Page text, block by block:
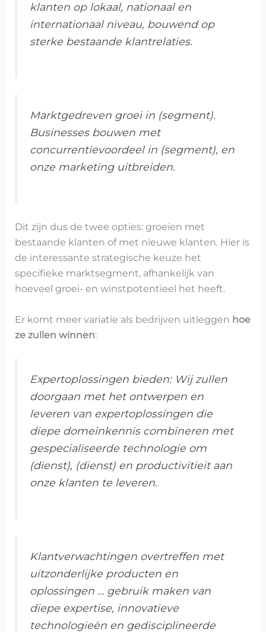
klanten op lokaal, nationaal en
internationaal niveau, bouwend op
sterke bestaande klantrelaties.
Marktgedreven groei in (segment).
Businesses bouwen met
concurrentievoordeel in (segment), en
onze marketing uitbreiden.
Dit zijn dus de twee opties: groeien met
bestaande klanten of met nieuwe klanten. Hier is
de interessante strategische keuze het
specifieke marktsegment, afhankelijk van
hoeveel groei- en winstpotentieel het heeft.
Er komt meer variatie als bedrijven uitleggen hoe
ze zullen winnen:
Expertoplossingen bieden: Wij zullen
doorgaan met het ontwerpen en
leveren van expertoplossingen die
diepe domeinkennis combineren met
gespecialiseerde technologie om
(dienst), (dienst) en productivitieit aan
onze klanten te leveren.
Klantverwachtingen overtreffen met
uitzonderlijke producten en
oplossingen … gebruik maken van
diepe expertise, innovatieve
technologieën en gedisciplineerde